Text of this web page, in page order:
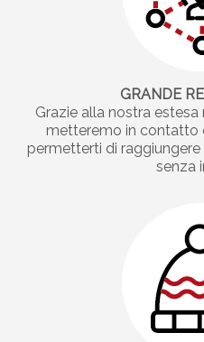
GRANDE
Grazie alla nostra
metteremo in contatto
permetterti di
senza